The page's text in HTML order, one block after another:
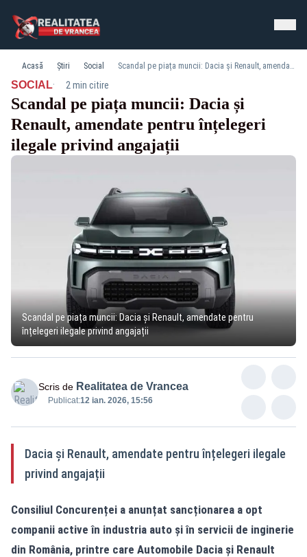
Acasă Știri Social Scandal pe piața muncii: Dacia și Renault, amendate pentru înțelegeri ilegale privind angajații
SOCIAL· 2 min citire
Scandal pe piața muncii: Dacia și
Renault, amendate pentru înțelegeri
ilegale privind angajații
Scandal pe piața muncii: Dacia și Renault, amendate pentru
înțelegeri ilegale privind angajații
Scris de Realitatea de Vrancea
Publicat:12 ian. 2026, 15:56
Dacia și Renault, amendate pentru înțelegeri ilegale
privind angajații
Consiliul Concurenței a anunțat sancționarea a opt
companii active în industria auto și în servicii de inginerie
din România, printre care Automobile Dacia și Renault